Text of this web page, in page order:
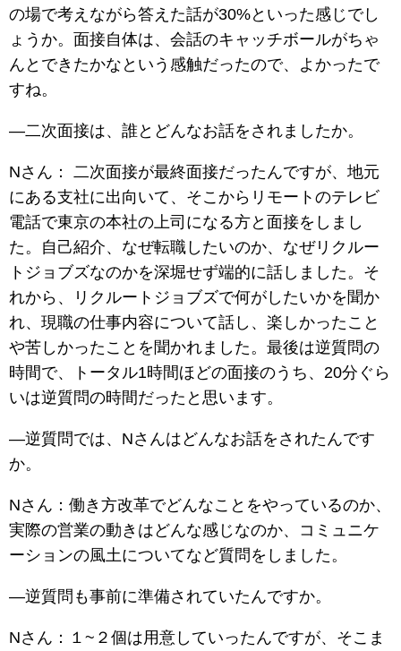
の場で考えながら答えた話が30%といった感じでし
ょうか。面接自体は、会話のキャッチボールがちゃ
んとできたかなという感触だったので、よかったで
すね。
―二次面接は、誰とどんなお話をされましたか。
Nさん： 二次面接が最終面接だったんですが、地元
にある支社に出向いて、そこからリモートのテレビ
電話で東京の本社の上司になる方と面接をしまし
た。自己紹介、なぜ転職したいのか、なぜリクルー
トジョブズなのかを深堀せず端的に話しました。そ
れから、リクルートジョブズで何がしたいかを聞か
れ、現職の仕事内容について話し、楽しかったこと
や苦しかったことを聞かれました。最後は逆質問の
時間で、トータル1時間ほどの面接のうち、20分ぐら
いは逆質問の時間だったと思います。
―逆質問では、Nさんはどんなお話をされたんです
か。
Nさん：働き方改革でどんなことをやっているのか、
実際の営業の動きはどんな感じなのか、コミュニケ
ーションの風土についてなど質問をしました。
―逆質問も事前に準備されていたんですか。
Nさん：１~２個は用意していったんですが、そこま